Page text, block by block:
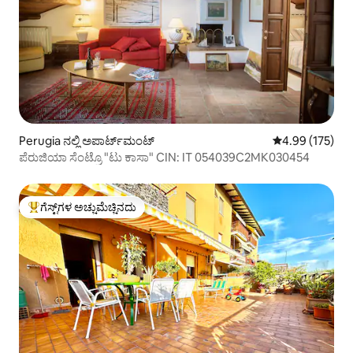
Perugia ನಲ್ಲಿ ಅಪಾರ್ಟ್‌ಮಂಟ್ 5 ರಲ್ಲಿ 4.99
4.99 (175)
ಪೆರುಜಿಯಾ ಸೆಂಟ್ರೊ "ಟು ಕಾಸಾ" CIN: IT 054039C2MK030454
ಗೆಸ್ಟ್‌ಗಳಿಗೆ ಅತಿ ಹೆಚ್ಚು ಅಚ್ಚುಮೆಚ್ಚಿನದು
ಗೆಸ್ಟ್‌ಗಳ ಅಚ್ಚುಮೆಚ್ಚಿನದು